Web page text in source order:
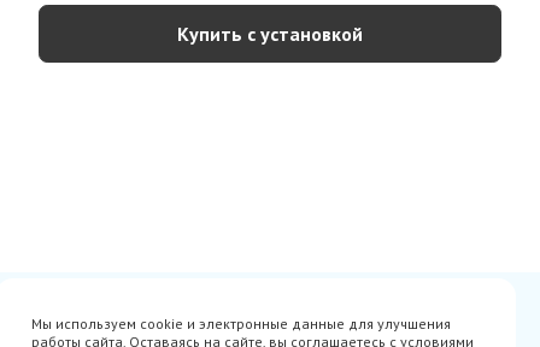
Купить с установкой
Avito
Мы используем cookie и электронные данные для улучшения
работы сайта. Оставаясь на сайте, вы соглашаетесь с условиями